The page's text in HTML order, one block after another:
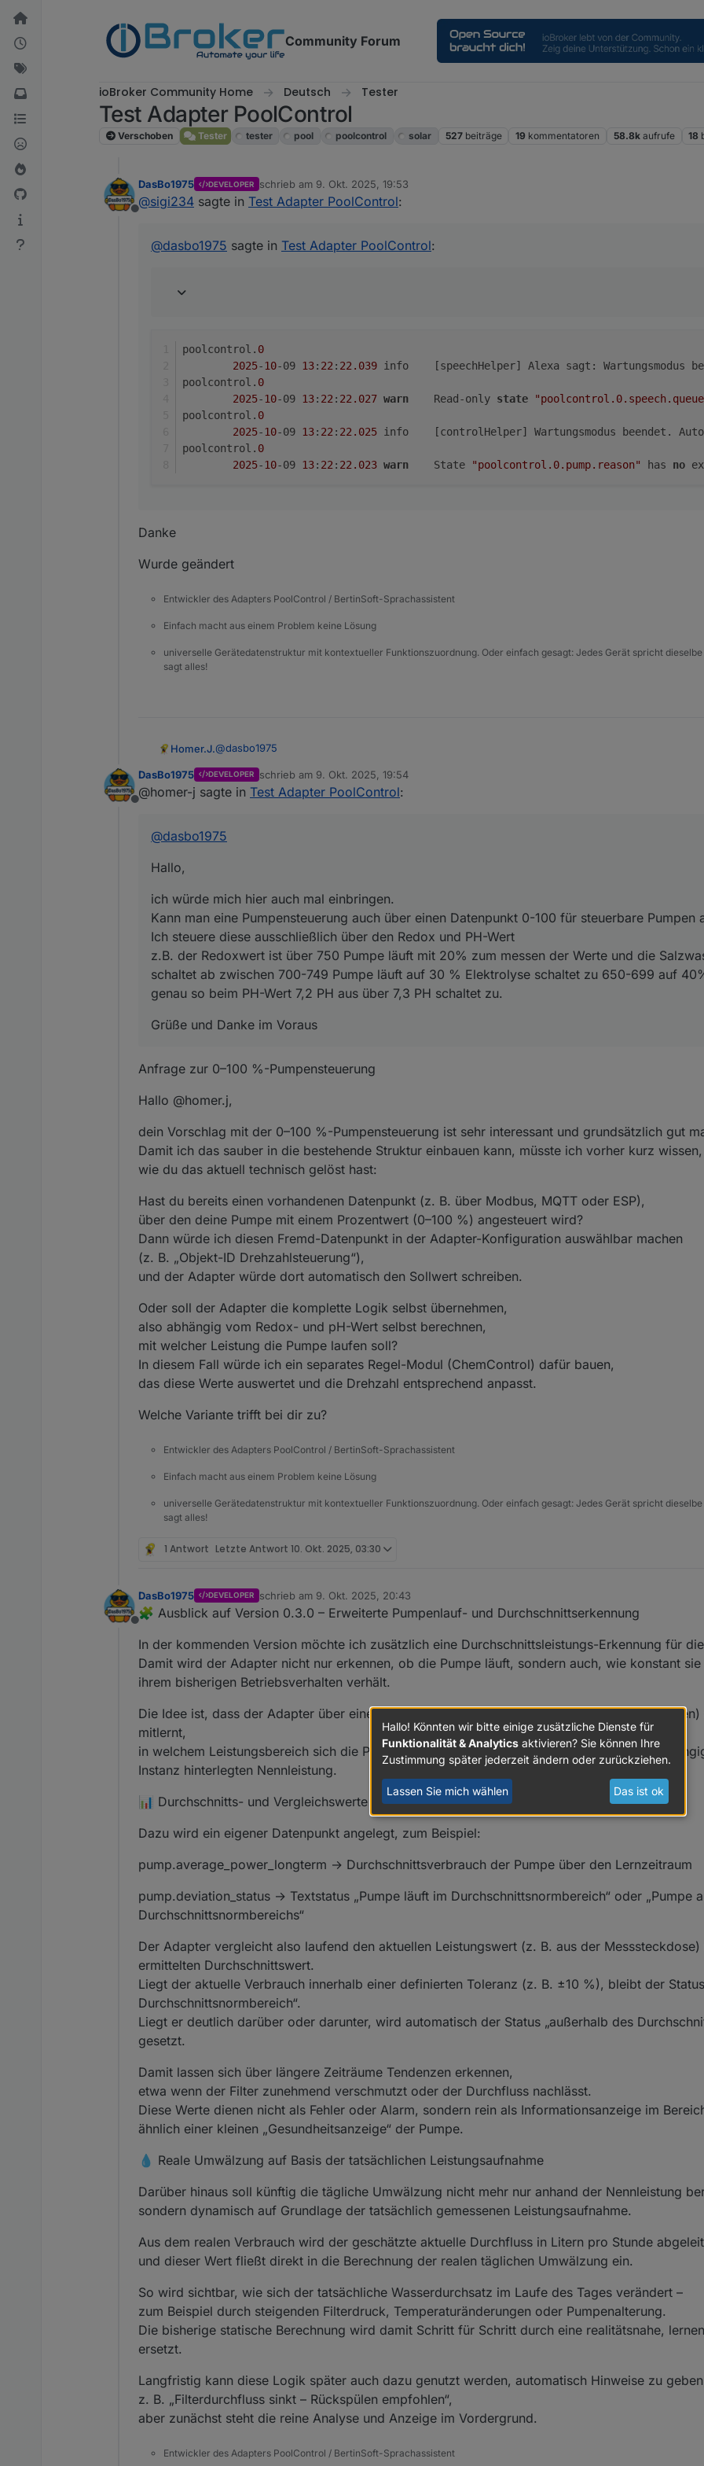
Weiter zum Inhalt
Community Forum
ioBroker Community Home Deutsch Tester
Test Adapter PoolControl
Verschoben Tester tester pool poolcontrol solar 527 beiträge 19 kommentatoren 58.8k aufrufe 18
Offline
DasBo1975 DEVELOPER schrieb am 9. Okt. 2025, 19:53
zuletzt editiert von
@sigi234 sagte in Test Adapter PoolControl:
@dasbo1975 sagte in Test Adapter PoolControl:
poolcontrol. 0
2025-10-09 13: 22: 22.039
info	[speechHelper] Alexa sagt:
poolcontrol. 0
2025-10-09 13: 22: 22.027 warn
	Read-only
state
poolcontrol. 0
2025-10-09 13: 22: 22.025
info	[controlHelper] Wartungsmodus beendet.
poolcontrol. 0
2025-10-09 13: 22: 22.023 warn
	State
"poolcontrol.0.pump.reason" has no
Danke
Wurde geändert
Entwickler des Adapters PoolControl / BertinSoft-Sprachassistent
Einfach macht aus einem Problem keine Lösung
universelle Gerätedatenstruktur mit kontextueller Funktionszuordnung. Oder einfach gesagt: Jedes Gerät spricht
sagt alles!
Homer.J.@dasbo1975
Hallo,
Ich steuere diese ausschließlich über den Redox und PH-Wert
Grüße und Danke im Voraus
Offline
DasBo1975 DEVELOPER schrieb am 9. Okt. 2025, 19:54
zuletzt editiert von
@homer-j sagte in Test Adapter PoolControl:
@dasbo1975
Hallo,
ich würde mich hier auch mal einbringen.
Kann man eine Pumpensteuerung auch über einen Datenpunkt 0-100 für steuerbare Pumpen
Ich steuere diese ausschließlich über den Redox und PH-Wert
z.B. der Redoxwert ist über 750 Pumpe läuft mit 20% zum messen der Werte und die
schaltet ab zwischen 700-749 Pumpe läuft auf 30 % Elektrolyse schaltet zu 650-699 auf
genau so beim PH-Wert 7,2 PH aus über 7,3 PH schaltet zu.
Grüße und Danke im Voraus
Anfrage zur 0–100 %-Pumpensteuerung
Hallo @homer.j,
dein Vorschlag mit der 0–100 %-Pumpensteuerung ist sehr interessant und grundsätzlich gut
Damit ich das sauber in die bestehende Struktur einbauen kann, müsste ich vorher kurz wissen,
wie du das aktuell technisch gelöst hast:
Hast du bereits einen vorhandenen Datenpunkt (z. B. über Modbus, MQTT oder ESP),
über den deine Pumpe mit einem Prozentwert (0–100 %) angesteuert wird?
Dann würde ich diesen Fremd-Datenpunkt in der Adapter-Konfiguration auswählbar machen
(z. B. „Objekt-ID Drehzahlsteuerung“),
und der Adapter würde dort automatisch den Sollwert schreiben.
Oder soll der Adapter die komplette Logik selbst übernehmen,
also abhängig vom Redox- und pH-Wert selbst berechnen,
mit welcher Leistung die Pumpe laufen soll?
In diesem Fall würde ich ein separates Regel-Modul (ChemControl) dafür bauen,
das diese Werte auswertet und die Drehzahl entsprechend anpasst.
Welche Variante trifft bei dir zu?
Entwickler des Adapters PoolControl / BertinSoft-Sprachassistent
Einfach macht aus einem Problem keine Lösung
universelle Gerätedatenstruktur mit kontextueller Funktionszuordnung. Oder einfach gesagt: Jedes Gerät spricht
sagt alles!
1 Antwort Letzte Antwort 10. Okt. 2025, 03:30
Offline
DasBo1975 DEVELOPER schrieb am 9. Okt. 2025, 20:43
zuletzt editiert von
🧩 Ausblick auf Version 0.3.0 – Erweiterte Pumpenlauf- und Durchschnittserkennung
In der kommenden Version möchte ich zusätzlich eine Durchschnittsleistungs-Erkennung für
Damit wird der Adapter nicht nur erkennen, ob die Pumpe läuft, sondern auch, wie konstant
ihrem bisherigen Betriebsverhalten verhält.
Die Idee ist, dass der Adapter über einen längeren Zeitraum (z. B. mehrere Tage oder
mitlernt,
in welchem Leistungsbereich sich die Pumpe im Normalbetrieb tatsächlich bewegt –
Instanz hinterlegten Nennleistung.
📊 Durchschnitts- und Vergleichswerte
Dazu wird ein eigener Datenpunkt angelegt, zum Beispiel:
pump.average_power_longterm → Durchschnittsverbrauch der Pumpe über den Lernzeitraum
pump.deviation_status → Textstatus „Pumpe läuft im Durchschnittsnormbereich“ oder „Pumpe
Durchschnittsnormbereichs“
Der Adapter vergleicht also laufend den aktuellen Leistungswert (z. B. aus der
ermittelten Durchschnittswert.
Liegt der aktuelle Verbrauch innerhalb einer definierten Toleranz (z. B. ±10 %), bleibt der
Durchschnittsnormbereich“.
Liegt er deutlich darüber oder darunter, wird automatisch der Status „außerhalb des
gesetzt.
Damit lassen sich über längere Zeiträume Tendenzen erkennen,
etwa wenn der Filter zunehmend verschmutzt oder der Durchfluss nachlässt.
Diese Werte dienen nicht als Fehler oder Alarm, sondern rein als Informationsanzeige im
ähnlich einer kleinen „Gesundheitsanzeige“ der Pumpe.
💧 Reale Umwälzung auf Basis der tatsächlichen Leistungsaufnahme
Darüber hinaus soll künftig die tägliche Umwälzung nicht mehr nur anhand der Nennleistung
sondern dynamisch auf Grundlage der tatsächlich gemessenen Leistungsaufnahme.
Aus dem realen Verbrauch wird der geschätzte aktuelle Durchfluss in Litern pro Stunde
und dieser Wert fließt direkt in die Berechnung der realen täglichen Umwälzung ein.
So wird sichtbar, wie sich der tatsächliche Wasserdurchsatz im Laufe des Tages verändert –
zum Beispiel durch steigenden Filterdruck, Temperaturänderungen oder Pumpenalterung.
Die bisherige statische Berechnung wird damit Schritt für Schritt durch eine realitätsnahe,
ersetzt.
Langfristig kann diese Logik später auch dazu genutzt werden, automatisch Hinweise zu
z. B. „Filterdurchfluss sinkt – Rückspülen empfohlen“,
aber zunächst steht die reine Analyse und Anzeige im Vordergrund.
Entwickler des Adapters PoolControl / BertinSoft-Sprachassistent
Hallo! Könnten wir bitte einige zusätzliche Dienste für
Funktionalität & Analytics aktivieren? Sie können Ihre
Zustimmung später jederzeit ändern oder zurückziehen.
Lassen Sie mich wählen Das ist ok